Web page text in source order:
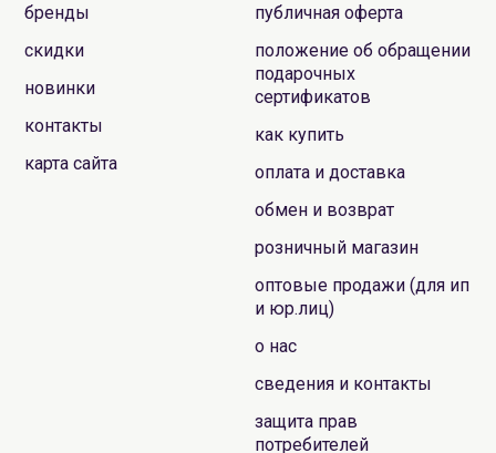
бренды
скидки
новинки
контакты
карта сайта
публичная оферта
положение об обращении
подарочных
сертификатов
как купить
оплата и доставка
обмен и возврат
розничный магазин
оптовые продажи (для ип
и юр.лиц)
о нас
сведения и контакты
защита прав
потребителей